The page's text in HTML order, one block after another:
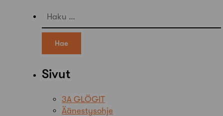
Haku:
Sivut
3A GLÖGIT
Äänestysohje